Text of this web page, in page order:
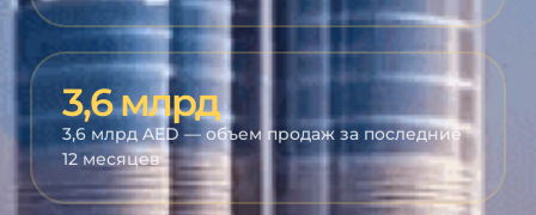
3,6 млрд
3,6 млрд AED — объем продаж за последние
12 месяцев